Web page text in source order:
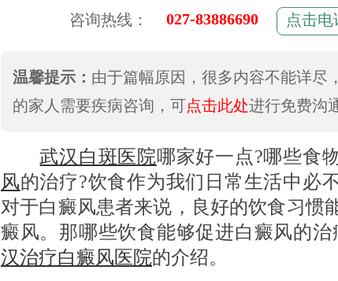
咨询热线： 027-83886690 点击电
温馨提示： 由于篇幅原因，很多内容不能详尽
的家人需要疾病咨询，可点击此处进行免费沟
武汉白斑医院哪家好一点?哪些食
风的治疗?饮食作为我们日常生活中必
对于白癜风患者来说，良好的饮食习惯
癜风。那哪些饮食能够促进白癜风的治
汉治疗白癜风医院的介绍。